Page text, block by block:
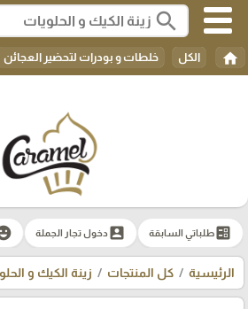
search
home الكل خلطات و بودرات لتحضير العجائن
ballotطلباتي السابقة account_box دخول تجار الجملة
الرئيسية كل المنتجات زينة الكيك و